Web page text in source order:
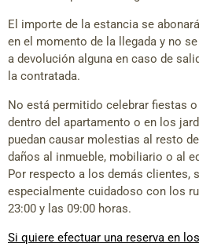
El importe de la estancia se
en el momento de la llegada y no
a devolución alguna en caso de
la contratada.
No está permitido celebrar fiestas
dentro del apartamento o en los
puedan causar molestias al resto
daños al inmueble, mobiliario o al
Por respecto a los demás clientes,
especialmente cuidadoso con los
23:00 y las 09:00 horas.
Si quiere efectuar una reserva en